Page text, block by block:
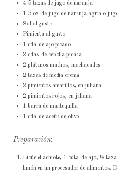
4.5 tazas de jugo de naranja
1.5 oz. de jugo de naranja agria o
Sal al gusto
Pimienta al gusto
1 cda. de ajo picado
2 cdas. de cebolla picada
2 plátanos machos, machacados
2 tazas de media crema
2 pimientos amarillos, en juliana
2 pimientos rojos, en juliana
1 barra de mantequilla
1 cda. de aceite de olivo
Preparación:
Licúe el achiote, 1 cdta. de ajo, ½
limón en un procesador de alimentos.